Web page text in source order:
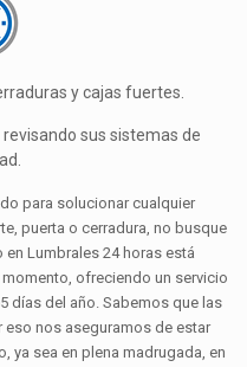
y cajas fuertes.
sus sistemas de
para solucionar cualquier
puerta o cerradura, no busque
Lumbrales 24 horas está
ofreciendo un servicio
días del año. Sabemos que las
eso nos aseguramos de estar
ya sea en plena madrugada, en